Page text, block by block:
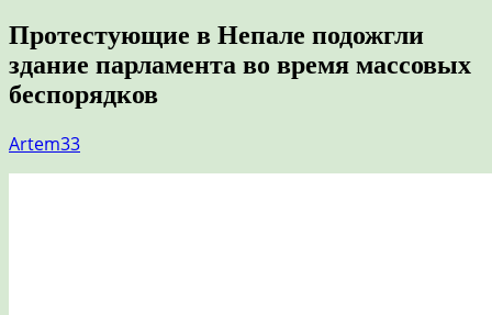
Протестующие в Непале подожгли
здание парламента во время массовых
беспорядков
Artem33